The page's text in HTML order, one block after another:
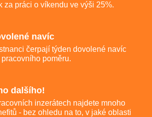
za práci o víkendu ve výši 25%.
navíc
čerpají týden dovolené navíc
poměru.
dalšího!
inzerátech najdete mnoho
- bez ohledu na to, v jaké oblasti